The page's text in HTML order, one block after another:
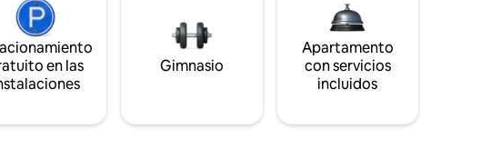
en las
Gimnasio
Apartamento
con servicios
incluidos